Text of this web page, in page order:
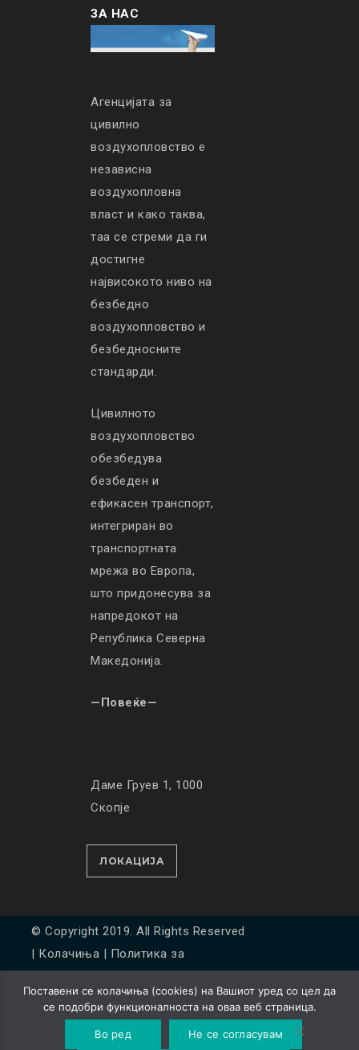
ЗА НАС
Агенцијата за
цивилно
воздухопловство е
независна
воздухопловна
власт и како таква,
таа се стреми да ги
достигне
највисокото ниво на
безбедно
воздухопловство и
безбедносните
стандарди.
Цивилното
воздухопловство
обезбедува
безбеден и
ефикасен транспорт,
интегриран во
транспортната
мрежа во Европа,
што придонесува за
напредокот на
Република Северна
Македонија.
—Повеќе—
Даме Груев 1, 1000
Скопје
ЛОКАЦИЈА
© Copyright 2019. All Rights Reserved
| Колачиња | Политика за
Developed byUnet
Поставени се колачиња (cookies) на Вашиот уред со цел да
се подобри функционалноста на оваа веб страница.
Во ред Не се согласувам